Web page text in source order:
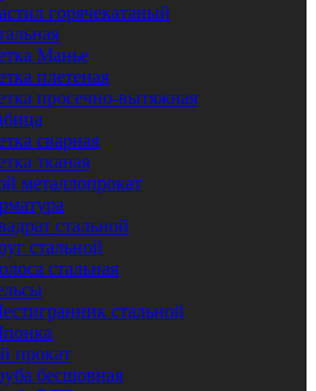
горячекатаный
Манье
плетеная
просечно-вытяжная
сварная
тканая
металлопрокат
стальной
стальной
стальная
стальной
прокат
бесшовная